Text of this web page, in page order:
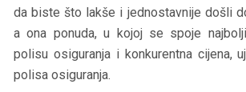
da biste što lakše i jednostavnije došli
a ona ponuda, u kojoj se spoje
polisu osiguranja i konkurentna cijena,
polisa osiguranja.